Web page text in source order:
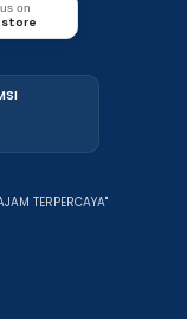
on
TERPERCAYA"